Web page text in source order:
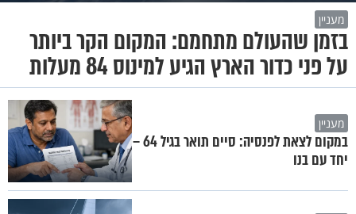
מעניין
בזמן שהעולם מתחמם: המקום הקר ביותר
על פני כדור הארץ הגיע למינוס 84 מעלות
מעניין
במקום לצאת לפנסיה: סיים תואר בגיל 64 –
יחד עם בנו